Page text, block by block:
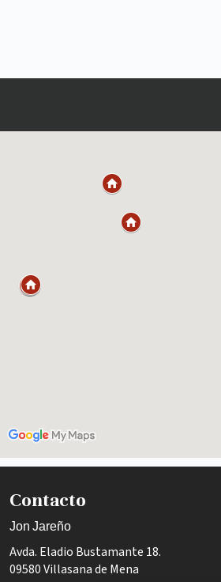
Contacto
Jon Jareño
Avda. Eladio Bustamante 18.
09580 Villasana de Mena